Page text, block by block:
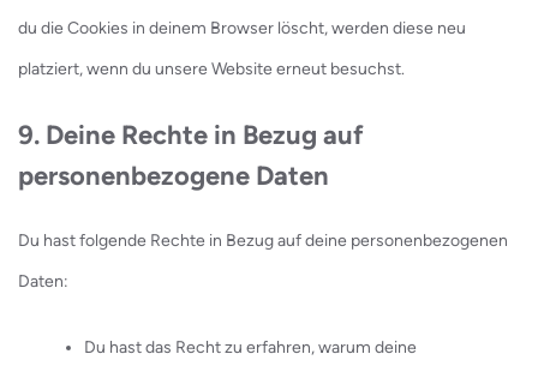
du die Cookies in deinem Browser löscht, werden diese neu
platziert, wenn du unsere Website erneut besuchst.
9. Deine Rechte in Bezug auf
personenbezogene Daten
Du hast folgende Rechte in Bezug auf deine personenbezogenen
Daten:
Du hast das Recht zu erfahren, warum deine